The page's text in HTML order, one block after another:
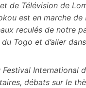
de Télévision de
est en marche de
reculés de notre
Togo et d’aller
International
débats sur le